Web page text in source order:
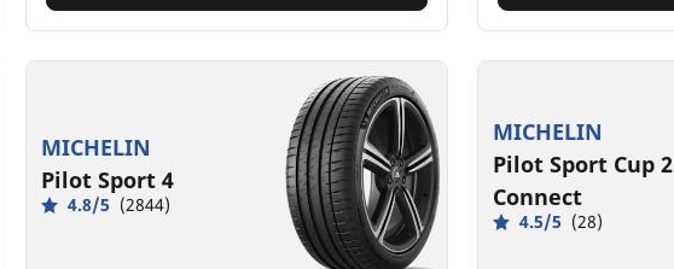
MICHELIN
Pilot Sport 4
4.8/5 (2844)
MICHELIN
Pilot Sport Cup 2
Connect
4.5/5 (28)